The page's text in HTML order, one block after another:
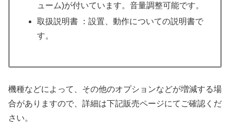
ューム)が付いています。音量調整可能です。
取扱説明書 ：設置、動作についての説明書で
す。
機種などによって、その他のオプションなどが増減する場
合がありますので、詳細は下記販売ページにてご確認くだ
さい。